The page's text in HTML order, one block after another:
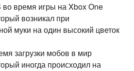
время игры на Xbox One
возникал при
муки на один высокий цветок
загрузки мобов в мир
иногда происходил на